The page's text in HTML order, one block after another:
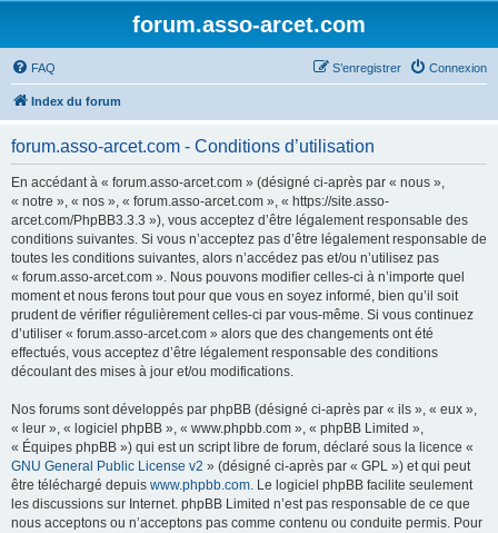
forum.asso-arcet.com
FAQ Connexion
S’enregistrer
Index du forum
forum.asso-arcet.com - Conditions d’utilisation
En accédant à « forum.asso-arcet.com » (désigné ci-après par « nous »,
« notre », « nos », « forum.asso-arcet.com », « https://site.asso-
arcet.com/PhpBB3.3.3 »), vous acceptez d’être légalement responsable des
conditions suivantes. Si vous n’acceptez pas d’être légalement responsable de
toutes les conditions suivantes, alors n’accédez pas et/ou n’utilisez pas
« forum.asso-arcet.com ». Nous pouvons modifier celles-ci à n’importe quel
moment et nous ferons tout pour que vous en soyez informé, bien qu’il soit
prudent de vérifier régulièrement celles-ci par vous-même. Si vous continuez
d’utiliser « forum.asso-arcet.com » alors que des changements ont été
effectués, vous acceptez d’être légalement responsable des conditions
découlant des mises à jour et/ou modifications.
Nos forums sont développés par phpBB (désigné ci-après par « ils », « eux »,
« leur », « logiciel phpBB », « www.phpbb.com », « phpBB Limited »,
« Équipes phpBB ») qui est un script libre de forum, déclaré sous la licence «
GNU General Public License v2 » (désigné ci-après par « GPL ») et qui peut
être téléchargé depuis www.phpbb.com. Le logiciel phpBB facilite seulement
les discussions sur Internet. phpBB Limited n’est pas responsable de ce que
nous acceptons ou n’acceptons pas comme contenu ou conduite permis. Pour